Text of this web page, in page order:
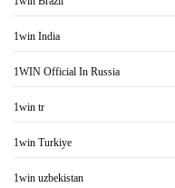
1win India
1WIN Official In Russia
1win tr
1win Turkiye
1win uzbekistan